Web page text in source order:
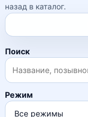
назад в каталог.
Поиск
Режим